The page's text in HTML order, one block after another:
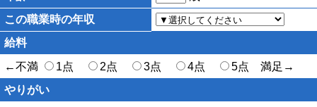
この職業時の年収
給料
←不満
1点 2点 3点 4点
5点 満足→
やりがい